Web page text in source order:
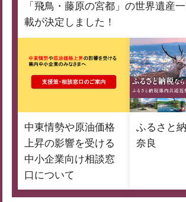
「飛鳥・藤原の宮都」の世界遺産
載が決定しました！
中東情勢や原油価格
上昇の影響を受ける
中小企業向け相談窓
口について
ふるさと納
奈良